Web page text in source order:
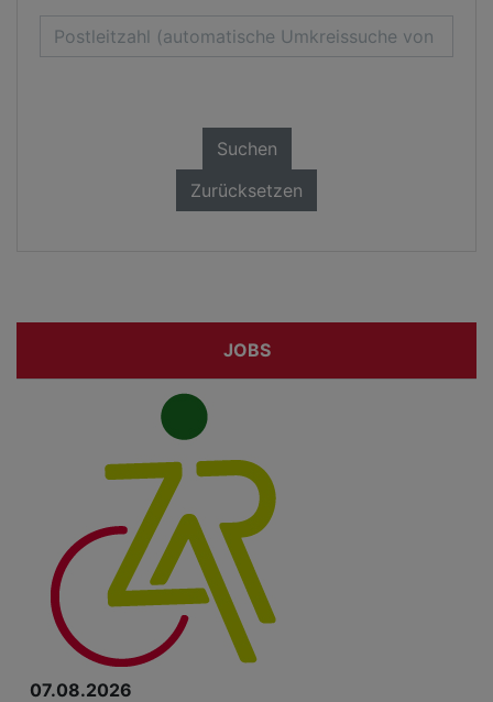
Suchen
Zurücksetzen
JOBS
07.08.2026